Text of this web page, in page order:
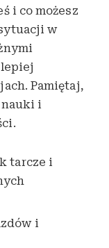
i co możesz
w
Pamiętaj,
nauki i
tarcze i
i